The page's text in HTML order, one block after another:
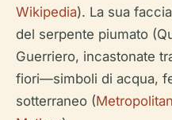
Wikipedia). La sua
del serpente piumato
Guerriero, incastonate
fiori—simboli di acqua,
sotterraneo (